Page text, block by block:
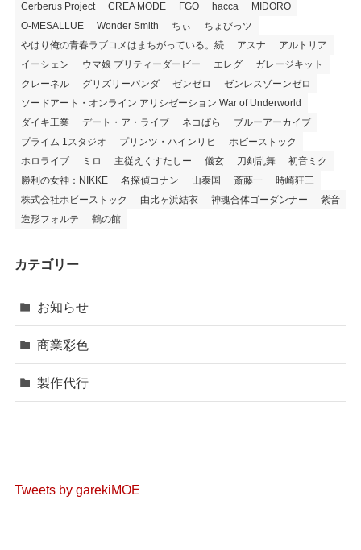
Cerberus Project CREA MODE FGO hacca
MIDORO
O-MESALLUE
Wonder Smith ちぃ
ちょびっツ
やはり俺の青春ラブコメはまちがっている。続
アスナ
アルトリア
イーシェン
ウマ娘 プリティーダービー エレグ
ガレージキット
クレーネル
グリズリーパンダ ゼンゼロ
ゼンレスゾーンゼロ
ソードアート・オンライン アリシゼーション War of Underworld
ダイキ工業
デート・ア・ライブ ネコぱら
ブルーアーカイブ
プライム 1スタジオ
プリンツ・ハインリヒ
ホビーストック
ホロライブ
ミロ 主従えくすたしー 儀玄 刀剣乱舞
初音ミク
勝利の女神：NIKKE
名探偵コナン 山泰国 斎藤一
時崎狂三
株式会社ホビーストック
由比ヶ浜結衣 神魂合体ゴーダンナー
紫音
造形フォルテ
鶴の館
カテゴリー
お知らせ
商業彩色
製作代行
Tweets by garekiMOE